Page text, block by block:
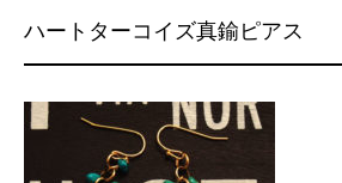
ハートターコイズ真鍮ピアス